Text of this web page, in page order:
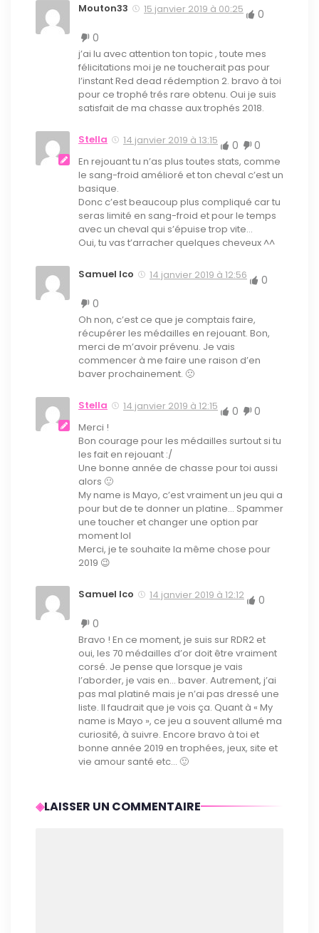
Mouton33 15 janvier 2019 à 00:25
0
0
j’ai lu avec attention ton topic , toute mes
félicitations moi je ne toucherait pas pour
l’instant Red dead rédemption 2. bravo à toi
pour ce trophé trés rare obtenu. Oui je suis
satisfait de ma chasse aux trophés 2018.
Stella 14 janvier 2019 à 13:15 0 0
En rejouant tu n’as plus toutes stats, comme
le sang-froid amélioré et ton cheval c’est un
basique.
Donc c’est beaucoup plus compliqué car tu
seras limité en sang-froid et pour le temps
avec un cheval qui s’épuise trop vite…
Oui, tu vas t’arracher quelques cheveux ^^
Samuel Ico 14 janvier 2019 à 12:56
0
0
Oh non, c’est ce que je comptais faire,
récupérer les médailles en rejouant. Bon,
merci de m’avoir prévenu. Je vais
commencer à me faire une raison d’en
baver prochainement. 🙁
Stella 14 janvier 2019 à 12:15 0 0
Merci !
Bon courage pour les médailles surtout si tu
les fait en rejouant :/
Une bonne année de chasse pour toi aussi
alors 🙂
My name is Mayo, c’est vraiment un jeu qui a
pour but de te donner un platine… Spammer
une toucher et changer une option par
moment lol
Merci, je te souhaite la même chose pour
2019 😉
Samuel Ico 14 janvier 2019 à 12:12
0
0
Bravo ! En ce moment, je suis sur RDR2 et
oui, les 70 médailles d’or doit être vraiment
corsé. Je pense que lorsque je vais
l’aborder, je vais en… baver. Autrement, j’ai
pas mal platiné mais je n’ai pas dressé une
liste. Il faudrait que je vois ça. Quant à « My
name is Mayo », ce jeu a souvent allumé ma
curiosité, à suivre. Encore bravo à toi et
bonne année 2019 en trophées, jeux, site et
vie amour santé etc… 🙂
LAISSER UN COMMENTAIRE